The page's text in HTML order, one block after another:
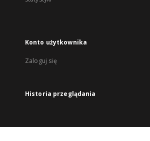
Konto użytkownika
Zaloguj się
Historia przeglądania